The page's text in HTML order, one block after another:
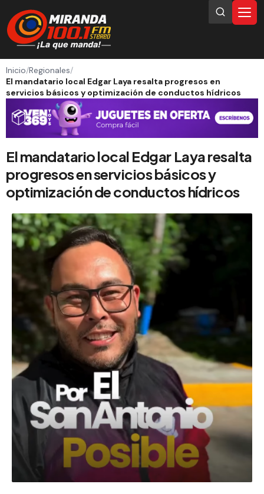
Inicio/Regionales/
El mandatario local Edgar Laya resalta progresos en
servicios básicos y optimización de conductos hídricos
El mandatario local Edgar Laya resalta
progresos en servicios básicos y
optimización de conductos hídricos